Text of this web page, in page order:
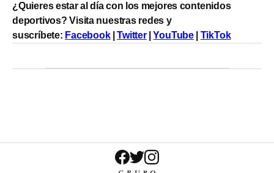
¿Quieres estar al día con los mejores contenidos
deportivos? Visita nuestras redes y
suscríbete: Facebook|Twitter|YouTube TikTok